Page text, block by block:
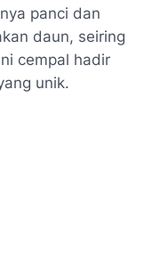
panci dan
daun, seiring
cempal hadir
unik.